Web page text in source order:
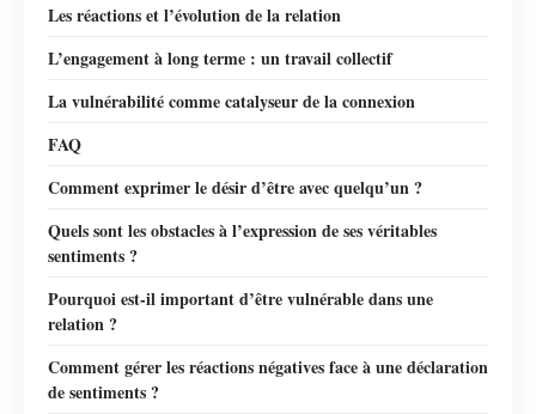
Les réactions et l’évolution de la relation
L’engagement à long terme : un travail collectif
La vulnérabilité comme catalyseur de la connexion
FAQ
Comment exprimer le désir d’être avec quelqu’un ?
Quels sont les obstacles à l’expression de ses véritables
sentiments ?
Pourquoi est-il important d’être vulnérable dans une
relation ?
Comment gérer les réactions négatives face à une déclaration
de sentiments ?